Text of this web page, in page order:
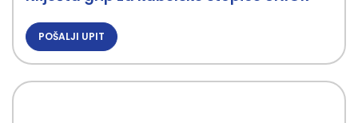
POŠALJI UPIT